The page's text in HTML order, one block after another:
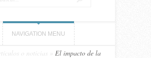
NAVIGATION MENU
o noticias
El impacto de la